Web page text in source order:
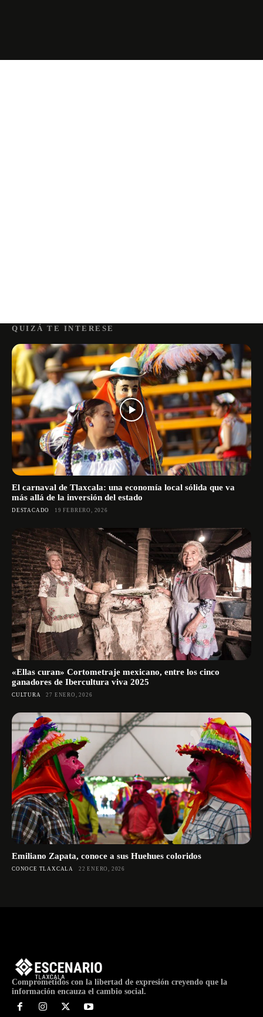
QUIZÁ TE INTERESE
El carnaval de Tlaxcala: una economía local sólida que va
más allá de la inversión del estado
DESTACADO 19 FEBRERO, 2026
«Ellas curan» Cortometraje mexicano, entre los cinco
ganadores de Ibercultura viva 2025
CULTURA 27 ENERO, 2026
Emiliano Zapata, conoce a sus Huehues coloridos
CONOCE TLAXCALA 22 ENERO, 2026
Comprometidos con la libertad de expresión creyendo que la
información encauza el cambio social.